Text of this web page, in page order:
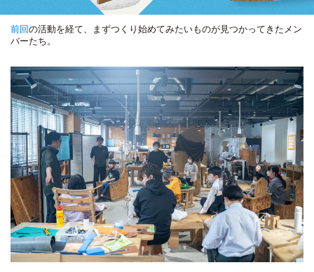
前回の活動を経て、まずつくり始めてみたいものが見つかってきたメン
バーたち。